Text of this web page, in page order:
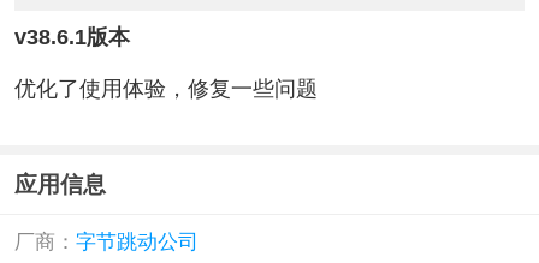
v38.6.1版本
优化了使用体验，修复一些问题
应用信息
厂商： 字节跳动公司